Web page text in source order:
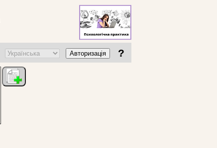
Авторизація ?